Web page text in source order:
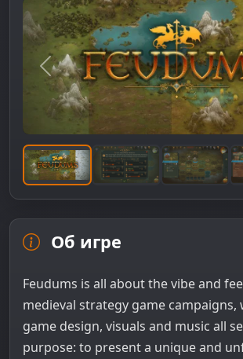
Предыдущее изображение
Об игре
Feudums is all about the vibe and
medieval strategy game
game design, visuals and music all
purpose: to present a unique and